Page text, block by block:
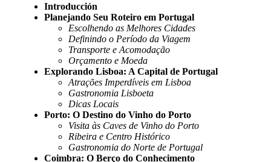
Introducción
Planejando Seu Roteiro em Portugal
Escolhendo as Melhores Cidades
Definindo o Período da Viagem
Transporte e Acomodação
Orçamento e Moeda
Explorando Lisboa: A Capital de Portugal
Atrações Imperdíveis em Lisboa
Gastronomia Lisboeta
Dicas Locais
Porto: O Destino do Vinho do Porto
Visita às Caves de Vinho do Porto
Ribeira e Centro Histórico
Gastronomia do Norte de Portugal
Coimbra: O Berço do Conhecimento